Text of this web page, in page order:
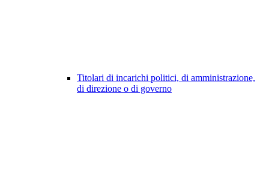
Titolari di incarichi politici, di amministrazione,
di direzione o di governo